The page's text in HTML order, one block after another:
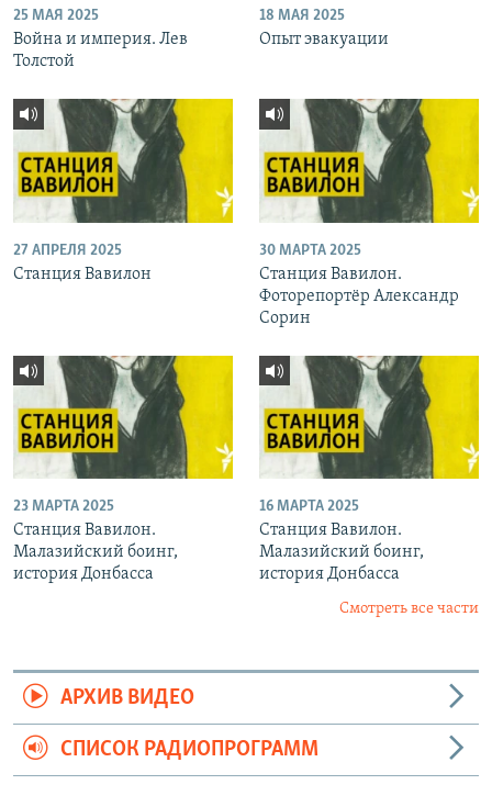
25 МАЯ 2025
Война и империя. Лев
Толстой
18 МАЯ 2025
Опыт эвакуации
27 АПРЕЛЯ 2025
Станция Вавилон
30 МАРТА 2025
Станция Вавилон.
Фоторепортёр Александр
Сорин
23 МАРТА 2025
Станция Вавилон.
Малазийский боинг,
история Донбасса
16 МАРТА 2025
Станция Вавилон.
Малазийский боинг,
история Донбасса
Смотреть все части
АРХИВ ВИДЕО
СПИСОК РАДИОПРОГРАММ